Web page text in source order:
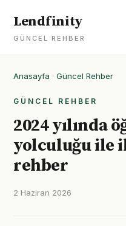
Lendfinity
GÜNCEL REHBER
Anasayfa · Güncel Rehber
GÜNCEL REHBER
2024 yılında
yolculuğu ile
rehber
2 Haziran 2026